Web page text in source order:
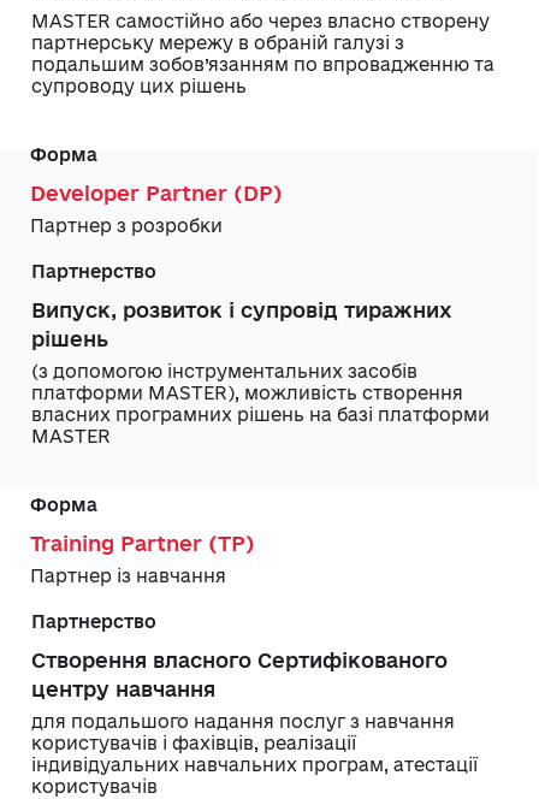
MASTER самостійно або через власно створену
партнерську мережу в обраній галузі з
подальшим зобов’язанням по впровадженню та
супроводу цих рішень
Developer Partner (DP)
Партнер з розробки
Випуск, розвиток і супровід тиражних
рішень
(з допомогою інструментальних засобів
платформи MASTER), можливість створення
власних програмних рішень на базі платформи
MASTER
Training Partner (TP)
Партнер із навчання
Створення власного Сертифікованого
центру навчання
для подальшого надання послуг з навчання
користувачів і фахівців, реалізації
індивідуальних навчальних програм, атестації
користувачів